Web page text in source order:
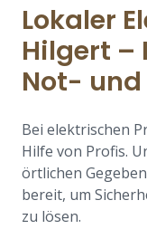
Lokaler
Hilgert –
Not-
Bei elektrischen
Hilfe von Profis.
örtlichen
bereit, um
zu lösen.